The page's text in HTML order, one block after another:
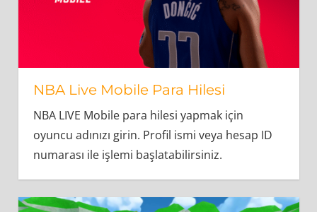
NBA Live Mobile Para Hilesi
NBA LIVE Mobile para hilesi yapmak için
oyuncu adınızı girin. Profil ismi veya hesap ID
numarası ile işlemi başlatabilirsiniz.